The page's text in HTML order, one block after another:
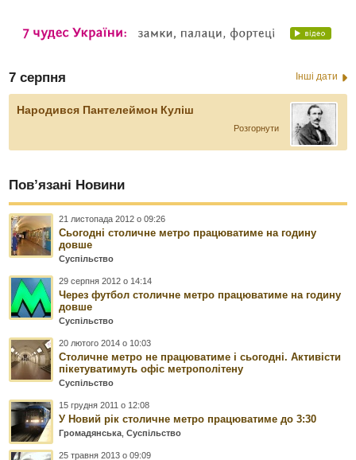
7 серпня Інші дати
Народився Пантелеймон Куліш
Розгорнути
Пов’язані Новини
21 листопада 2012 о 09:26
Сьогодні столичне метро працюватиме на годину
довше
Суспільство
29 серпня 2012 о 14:14
Через футбол столичне метро працюватиме на годину
довше
Суспільство
20 лютого 2014 о 10:03
Столичне метро не працюватиме і сьогодні. Активісти
пікетуватимуть офіс метрополітену
Суспільство
15 грудня 2011 о 12:08
У Новий рік столичне метро працюватиме до 3:30
Громадянська ,Суспільство
25 травня 2013 о 09:09